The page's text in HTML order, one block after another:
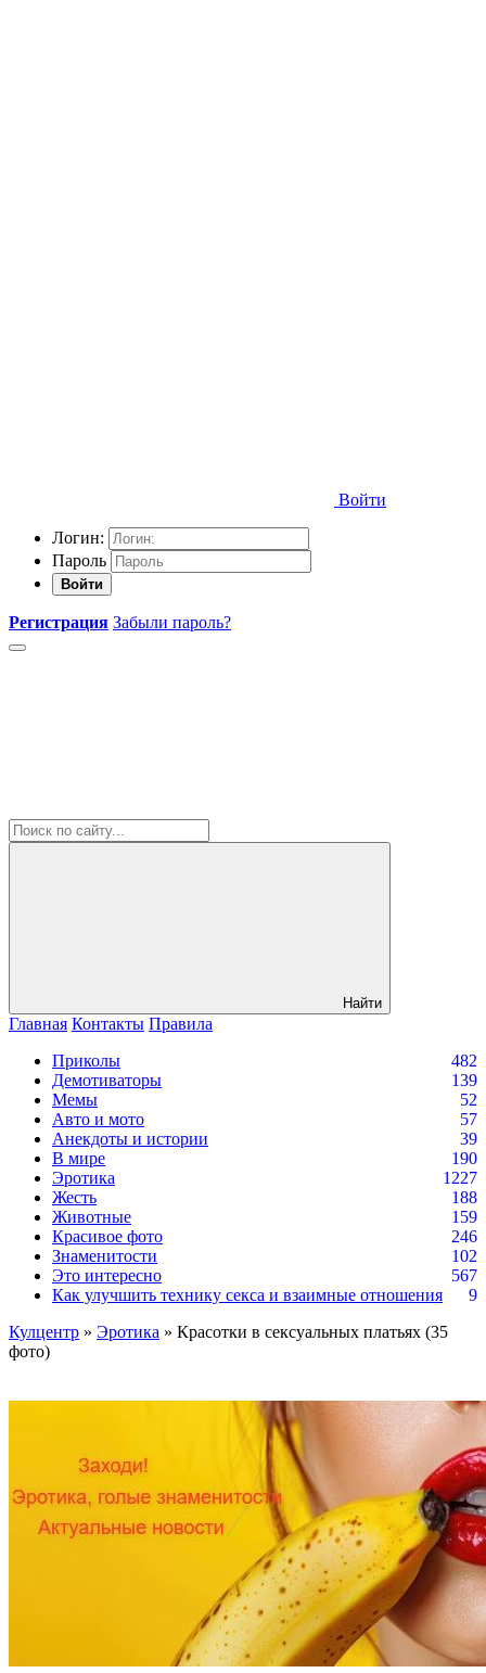
Войти
Логин:
Пароль
Войти
Регистрация Забыли пароль?
Найти
Главная Контакты Правила
Приколы
482
Демотиваторы
139
Мемы
52
Авто и мото
57
Анекдоты и истории
39
В мире
190
Эротика
1227
Жесть
188
Животные
159
Красивое фото
246
Знаменитости
102
Это интересно
567
Как улучшить технику секса и взаимные отношения
9
Кулцентр » Эротика » Красотки в сексуальных платьях (35
фото)